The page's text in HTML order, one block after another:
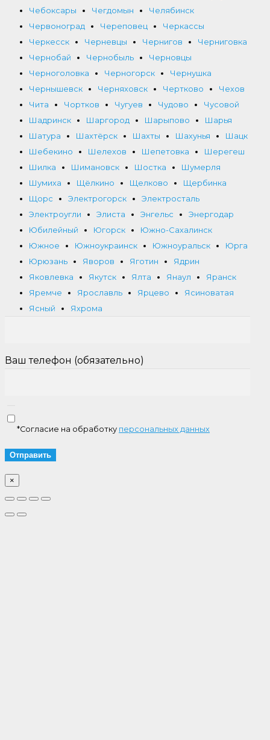
Чебоксары
Чегдомын
Челябинск
Червоноград
Череповец
Черкассы
Черкесск
Черневцы Чернигов
Черниговка
Чернобай
Чернобыль
Черновцы
Черноголовка
Черногорск
Чернушка
Чернышевск
Черняховск Чертково
Чехов
Чита
Чортков Чугуев Чудово
Чусовой
Шадринск
Шаргород Шарыпово
Шарья
Шатура
Шахтёрск Шахты Шахунья
Шацк
Шебекино
Шелехов Шепетовка
Шерегеш
Шилка
Шимановск Шостка
Шумерля
Шумиха
Щёлкино Щелково
Щербинка
Щорс
Электрогорск
Электросталь
Электроугли
Элиста Энгельс
Энергодар
Юбилейный
Югорск
Южно-Сахалинск
Южное
Южноукраинск Южноуральск
Юрга
Юрюзань
Яворов Яготин
Ядрин
Яковлевка
Якутск Ялта Янаул
Яранск
Яремче
Ярославль Ярцево
Ясиноватая
Ясный
Яхрома
Ваш телефон (обязательно)
*Согласие на обработку персональных данных
×